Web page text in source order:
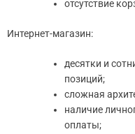
отсутствие
Интернет-магазин:
десятки и
позиций;
сложная
наличие
оплаты;